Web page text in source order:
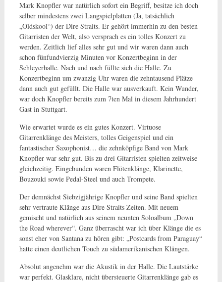
Mark Knopfler war natürlich sofort ein Begriff, besitze ich doch
selber mindestens zwei Langspielplatten (Ja, tatsächlich
„Oldskool“) der Dire Straits. Er gehört immerhin zu den besten
Gitarristen der Welt, also versprach es ein tolles Konzert zu
werden. Zeitlich lief alles sehr gut und wir waren dann auch
schon fünfundvierzig Minuten vor Konzertbeginn in der
Schleyerhalle. Nach und nach füllte sich die Halle. Zu
Konzertbeginn um zwanzig Uhr waren die zehntausend Plätze
dann auch gut gefüllt. Die Halle war ausverkauft. Kein Wunder,
war doch Knopfler bereits zum 7ten Mal in diesem Jahrhundert
Gast in Stuttgart.
Wie erwartet wurde es ein gutes Konzert. Virtuose
Gitarrenklänge des Meisters, tolles Geigenspiel und ein
fantastischer Saxophonist… die zehnköpfige Band von Mark
Knopfler war sehr gut. Bis zu drei Gitarristen spielten zeitweise
gleichzeitig. Eingebunden waren Flötenklänge, Klarinette,
Bouzouki sowie Pedal-Steel und auch Trompete.
Der demnächst Siebzigjährige Knopfler und seine Band spielten
sehr vertraute Klänge aus Dire Straits Zeiten. Mit neuem
gemischt und natürlich aus seinem neunten Soloalbum „Down
the Road wherever“. Ganz überrascht war ich über Klänge die es
sonst eher von Santana zu hören gibt: „Postcards from Paraguay“
hatte einen deutlichen Touch zu südamerikanischen Klängen.
Absolut angenehm war die Akustik in der Halle. Die Lautstärke
war perfekt. Glasklare, nicht übersteuerte Gitarrenklänge gab es